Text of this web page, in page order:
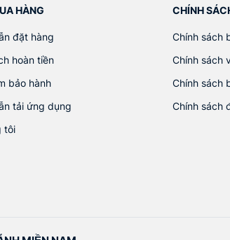
HÀNG
đặt hàng
hoàn tiền
bảo hành
tải ứng dụng
tôi
CHÍNH
Chính sách
Chính sách
Chính sách
Chính sách